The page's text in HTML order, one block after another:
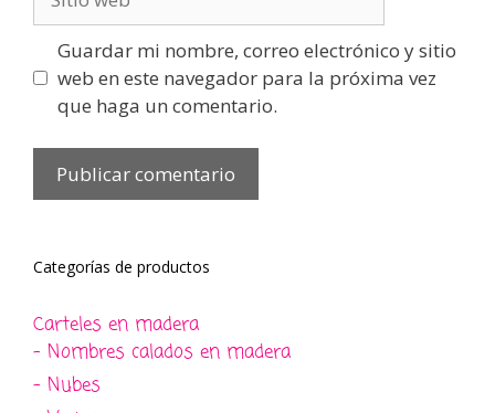
web
Guardar mi nombre, correo electrónico y sitio
web en este navegador para la próxima vez
que haga un comentario.
Categorías de productos
Carteles en madera
- Nombres calados en madera
- Nubes